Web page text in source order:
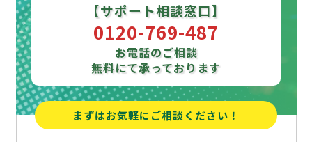
【サポート相談窓口】
0120-769-487
お電話のご相談
無料にて承っております
まずはお気軽にご相談ください！